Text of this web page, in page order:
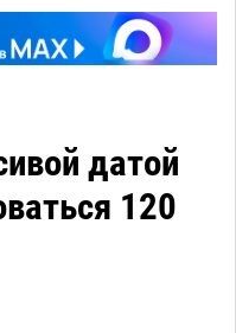
датой
120